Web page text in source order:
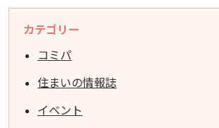
カテゴリー
コミパ
住まいの情報誌
イベント